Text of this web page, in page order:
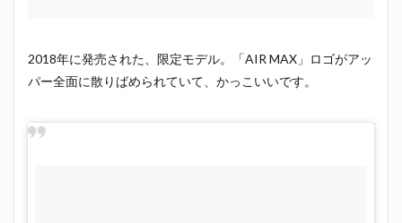
2018年に発売された、限定モデル。「AIR MAX」ロゴがアッ
パー全面に散りばめられていて、かっこいいです。